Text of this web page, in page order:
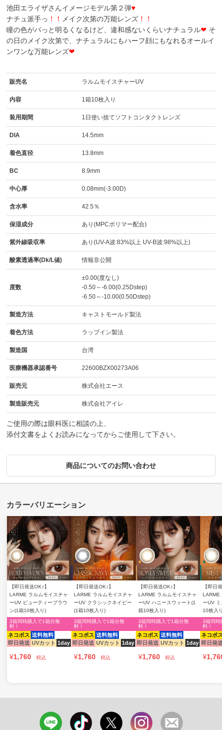
池田エライザさんイメージモデル第２弾♥
ナチュ派手っ ！！ メイク次第の万能レンズ ！！
瞳の色がパっと明るくなるけど、違和感ないくらいナチュラル❤ そ
の日のメイク次第で、ナチュラルにもハーフ顔にもなれるオールイ
ンワンな万能レンズ❤
販売名 ラルムモイスチャーUV
内容 1箱10枚入り
装用期間 1日使い捨てソフトコンタクトレンズ
DIA 14.5mm
着色直径 13.8mm
BC 8.9mm
中心厚 0.08mm(-3.00D)
含水率 42.5％
保湿成分 あり(MPCポリマー配合)
紫外線吸収率 あり(UV-A波:83%以上 UV-B波:98%以上)
酸素透過率(Dk/L値) 情報非公開
度数
±0.00(度なし)
-0.50～-6.00(0.25Dstep)
-6.50～-10.00(0.50Dstep)
製造方法 キャストモールド製法
着色方法 ラップイン製法
製造国 台湾
医療機器承認番号 22600BZX00273A06
販売元 株式会社エース
製造販売元 株式会社アイレ
ご使用の際は眼科医に相談の上、
添付文書をよくお読みになってからご使用して下さい。
商品についてのお問い合わせ
【即日発送OK♪】
LARME ラルムモイスチャ
ーUV ビューティーブラウ
ン(1箱10枚入り)
ネコポス 送料無料
即日発送 UVカット 1day
3箱同時購入で1箱分無
料！
¥1,760 税込
【即日発送OK♪】
LARME ラルムモイスチャ
ーUV クラシックネイビー
(1箱10枚入り)
ネコポス 送料無料
即日発送 UVカット 1day
3箱同時購入で1箱分無
料！
¥1,760 税込
【即日発送OK♪】
LARME ラルムモイスチャ
ーUV ハニースウィート(1
箱10枚入り)
ネコポス 送料無料
即日発送 UVカット 1day
3箱同時購入で1箱分無
料！
¥1,760 税込
【即日
LARME
ーUV
10枚入
ネコポ
即日発
3箱同時
料！
¥